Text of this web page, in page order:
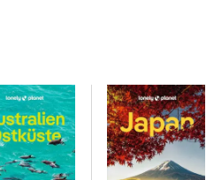
Globetrotter, die abseits der
wäre es beispielsweise mit einer
Kalahari. Nur mit einem Allrad-
Survivalkünsten schaftt man
Botswana. Oder darf es noch
von Caprivi nach Kaokoveld